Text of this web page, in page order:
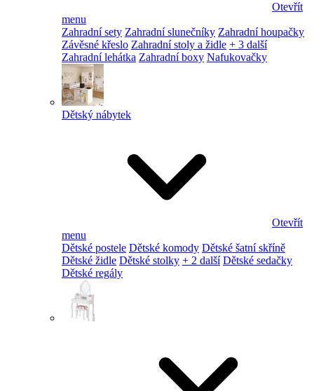
Otevřít
menu
Zahradní sety Zahradní slunečníky Zahradní houpačky
Závěsné křeslo Zahradní stoly a židle + 3 další
Zahradní lehátka Zahradní boxy Nafukovačky
Dětský nábytek
Otevřít
menu
Dětské postele Dětské komody Dětské šatní skříně
Dětské židle Dětské stolky + 2 další Dětské sedačky
Dětské regály